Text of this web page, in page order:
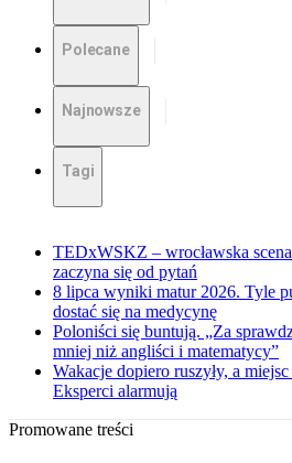
Polecane
Najnowsze
Tagi
TEDxWSKZ – wrocławska
zaczyna się od pytań
8 lipca wyniki matur 2026. Tyle
dostać się na medycynę
Poloniści się buntują. „Za
mniej niż angliści i matematycy”
Wakacje dopiero ruszyły, a
Eksperci alarmują
Promowane treści